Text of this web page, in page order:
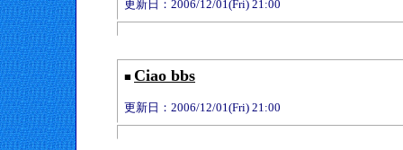
更新日：2006/12/01(Fri) 21:00
■ Ciao bbs
更新日：2006/12/01(Fri) 21:00